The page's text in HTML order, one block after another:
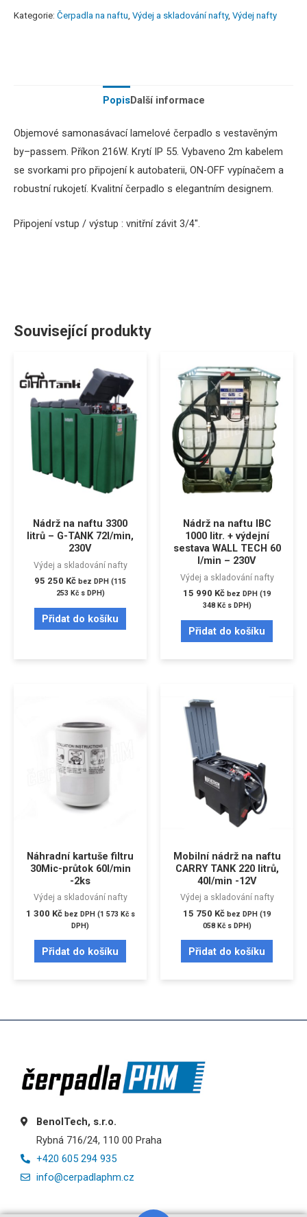
Kategorie: Čerpadla na naftu Výdej a skladování nafty, Výdej nafty
PopisDalší informace
Objemové samonasávací lamelové čerpadlo s vestavěným
by–passem. Příkon 216W. Krytí IP 55. Vybaveno 2m kabelem
se svorkami pro připojení k autobaterii, ON-OFF vypínačem a
robustní rukojetí. Kvalitní čerpadlo s elegantním designem.
Připojení vstup / výstup : vnitřní závit 3/4″.
Související produkty
Nádrž na naftu 3300
litrů – G-TANK 72l/min,
230V
Výdej a skladování nafty
95 250 Kč bez DPH (115
253 Kčs DPH)
Přidat do košíku
Nádrž na naftu IBC
1000 litr. + výdejní
sestava WALL TECH 60
l/min – 230V
Výdej a skladování nafty
15 990 Kč bez DPH (19
348 Kčs DPH)
Přidat do košíku
Náhradní kartuše filtru
30Mic-průtok 60l/min
-2ks
Výdej a skladování nafty
1 300 Kč bez DPH (1 573 Kčs
DPH)
Přidat do košíku
Mobilní nádrž na naftu
CARRY TANK 220 litrů,
40l/min -12V
Výdej a skladování nafty
15 750 Kč bez DPH (19
058 Kčs DPH)
Přidat do košíku
BenolTech, s.r.o.
Rybná 716/24, 110 00 Praha
+420 605 294 935
info@cerpadlaphm.cz